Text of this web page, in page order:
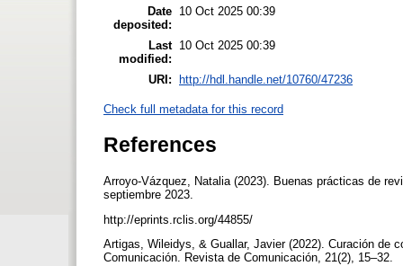
Date
deposited:
10 Oct 2025 00:39
Last
modified:
10 Oct 2025 00:39
URI: http://hdl.handle.net/10760/47236
Check full metadata for this record
References
Arroyo-Vázquez, Natalia (2023). Buenas prácticas de
septiembre 2023.
http://eprints.rclis.org/44855/
Artigas, Wileidys, & Guallar, Javier (2022). Curación de
Comunicación. Revista de Comunicación, 21(2), 15–32.